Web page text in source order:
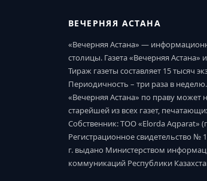
ВЕЧЕРНЯЯ АСТАНА
«Вечерняя Астана» —
столицы. Газета «Вечерняя Астана»
Тираж газеты составляет 15 тысяч
Периодичность – три раза в
«Вечерняя Астана» по праву может
старейшей из всех газет,
Собственник: ТОО «Elorda Aqparat»
Регистрационное свидетельство №
г. выдано Министерством
коммуникаций Республики